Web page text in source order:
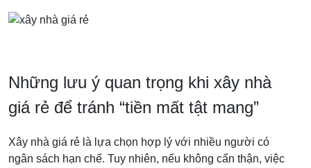
Những lưu ý quan trọng khi xây nhà
giá rẻ để tránh “tiền mất tật mang”
Xây nhà giá rẻ là lựa chọn hợp lý với nhiều người có
ngân sách hạn chế. Tuy nhiên, nếu không cẩn thận, việc